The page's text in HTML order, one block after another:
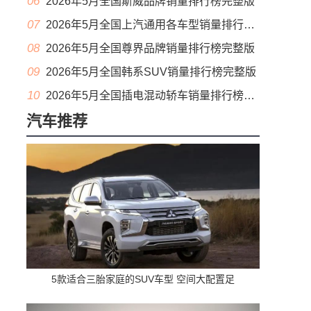
07 2026年5月全国上汽通用各车型销量排行榜完整版
08 2026年5月全国尊界品牌销量排行榜完整版
09 2026年5月全国韩系SUV销量排行榜完整版
10 2026年5月全国插电混动轿车销量排行榜完整版(出口量
汽车推荐
5款适合三胎家庭的SUV车型 空间大配置足